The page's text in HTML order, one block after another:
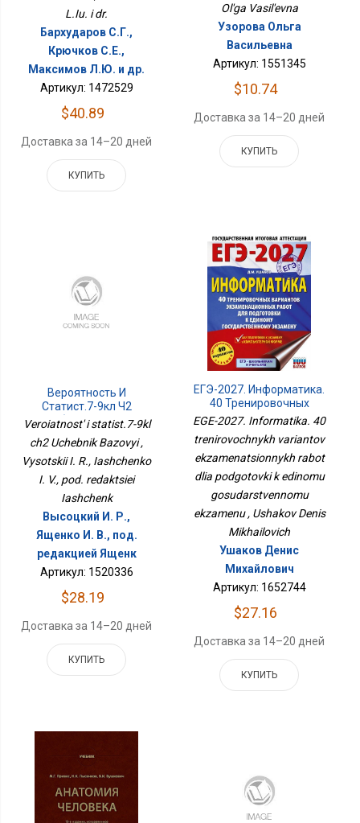
L.Iu. i dr.
Бархударов С.Г.,
Крючков С.Е.,
Максимов Л.Ю. и др.
Артикул: 1472529
$40.89
Доставка за 14–20 дней
КУПИТЬ
Ol'ga Vasil'evna
Узорова Ольга
Васильевна
Артикул: 1551345
$10.74
Доставка за 14–20 дней
КУПИТЬ
Вероятность И
Статист.7-9кл Ч2
Учебник Базовый
Veroiatnost' i statist.7-9kl
ch2 Uchebnik Bazovyi ,
Vysotskii I. R., Iashchenko
I. V., pod. redaktsiei
Iashchenk
Высоцкий И. Р.,
Ященко И. В., под.
редакцией Ященк
Артикул: 1520336
$28.19
Доставка за 14–20 дней
КУПИТЬ
ЕГЭ-2027. Информатика.
40 Тренировочных
Вариантов
Экзаменационных
Работ Для Подготовки К
Единому
Государственному
Экзамену
EGE-2027. Informatika. 40
trenirovochnykh variantov
ekzamenatsionnykh rabot
dlia podgotovki k edinomu
gosudarstvennomu
ekzamenu , Ushakov Denis
Mikhailovich
Ушаков Денис
Михайлович
Артикул: 1652744
$27.16
Доставка за 14–20 дней
КУПИТЬ